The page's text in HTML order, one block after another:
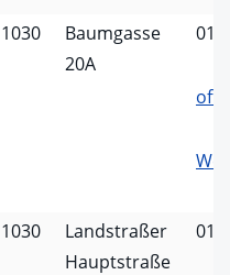
1030
Baumgasse
20A
01/
1030
Landstraßer
Hauptstraße
01/